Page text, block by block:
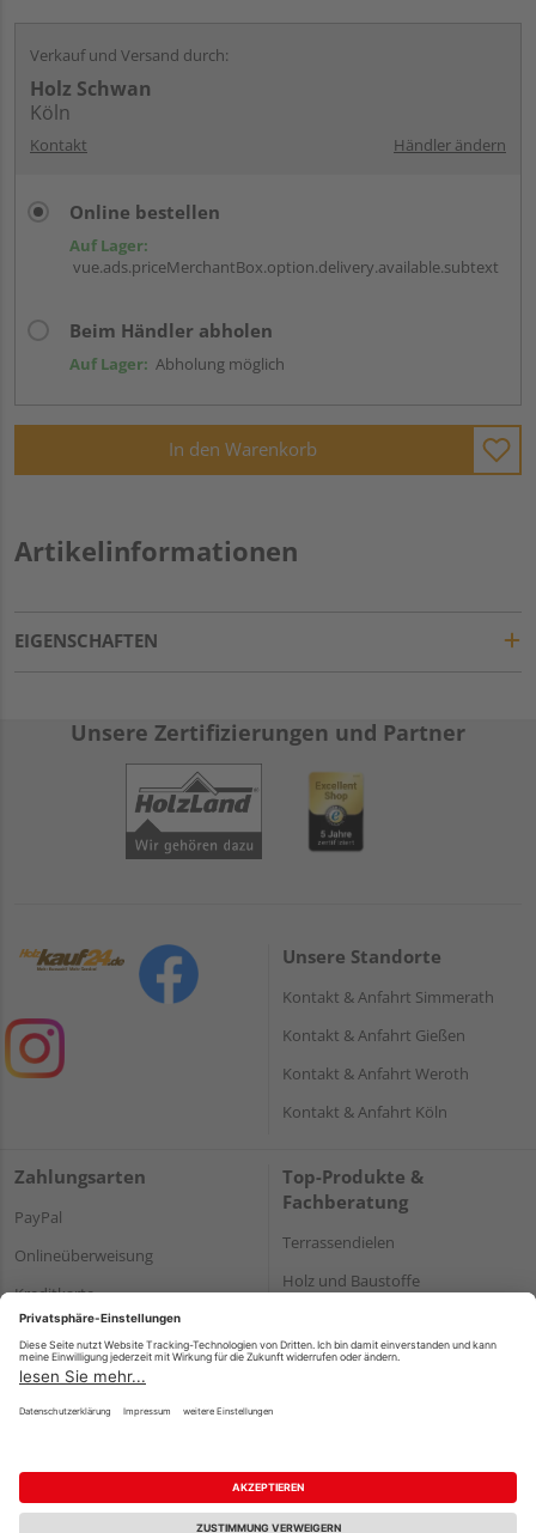
Verkauf und Versand durch:
Holz Schwan
Köln
Kontakt Händler ändern
Online bestellen
Auf Lager:
vue.ads.priceMerchantBox.option.delivery.available.subtext
Beim Händler abholen
Auf Lager: Abholung möglich
In den Warenkorb
Artikelinformationen
EIGENSCHAFTEN
Unsere Zertifizierungen und Partner
Unsere Standorte
Kontakt & Anfahrt Simmerath
Kontakt & Anfahrt Gießen
Kontakt & Anfahrt Weroth
Kontakt & Anfahrt Köln
Zahlungsarten
PayPal
Onlineüberweisung
Kreditkarte
Rechnung*
*Bonität vorausgesetzt
Top-Produkte &
Fachberatung
Terrassendielen
Holz und Baustoffe
Impressum Datenschutz AGB
Barrierefreiheitserklärung
Vertrag widerrufen